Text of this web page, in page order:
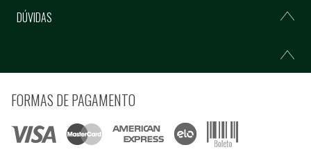
DÚVIDAS
FORMAS DE PAGAMENTO